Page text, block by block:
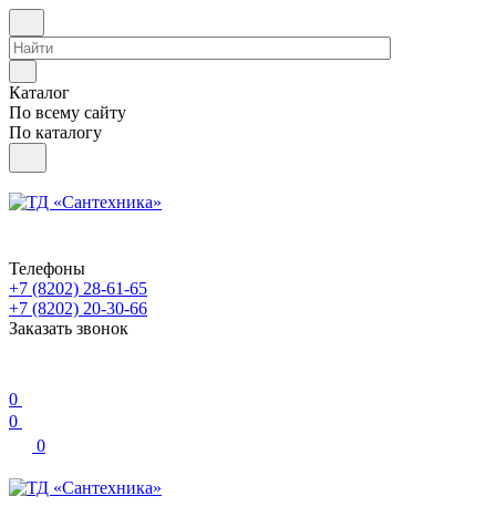
Каталог
По всему сайту
По каталогу
Телефоны
+7 (8202) 28‑61-65
+7 (8202) 20‑30-66
Заказать звонок
0
0
0